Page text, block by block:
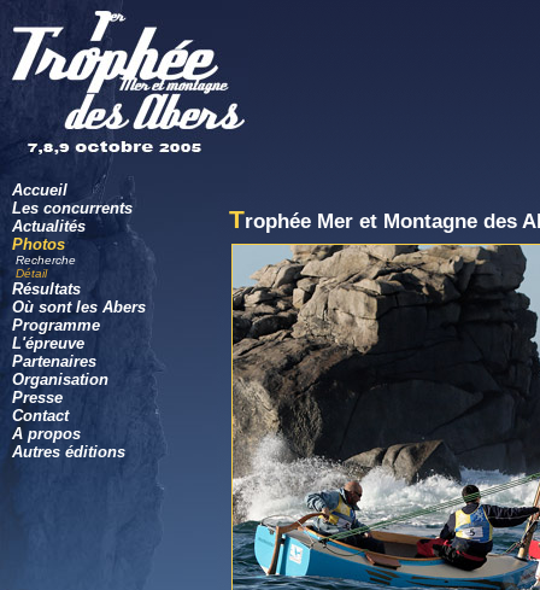
Accueil
Les concurrents
Actualités
Photos
Recherche
Détail
Résultats
Où sont les Abers
Programme
L'épreuve
Partenaires
Organisation
Presse
Contact
A propos
Autres éditions
Trophée Mer et Montagne des